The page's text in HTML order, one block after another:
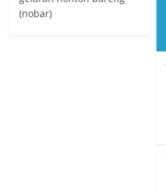
(nobar)